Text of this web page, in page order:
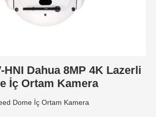
HNI Dahua 8MP 4K Lazerli
İç Ortam Kamera
Dome İç Ortam Kamera